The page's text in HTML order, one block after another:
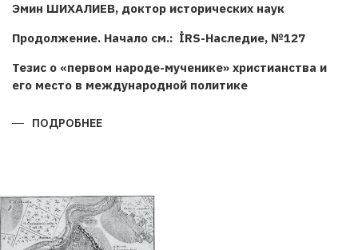
Эмин ШИХАЛИЕВ, доктор исторических наук
Продолжение. Начало см.: İRS-Наследие, №127
Тезис о «первом народе-мученике» христианства и
его место в международной политике
ПОДРОБНЕЕ